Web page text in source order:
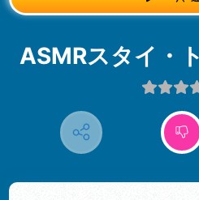
ASMRスタイ・